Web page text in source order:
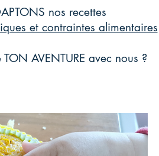
nos recettes
et contraintes alimentaires
AVENTURE avec nous ?